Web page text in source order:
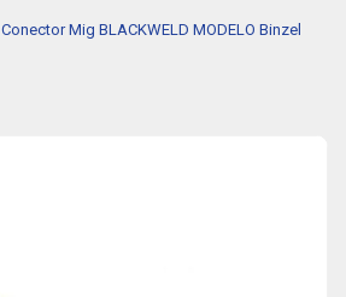
Conector Mig BLACKWELD MODELO Binzel